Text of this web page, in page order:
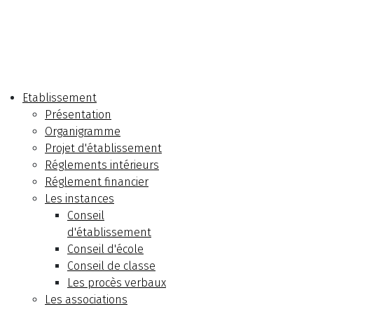
Etablissement
Présentation
Organigramme
Projet d'établissement
Réglements intérieurs
Réglement financier
Les instances
Conseil
d'établissement
Conseil d'école
Conseil de classe
Les procès verbaux
Les associations